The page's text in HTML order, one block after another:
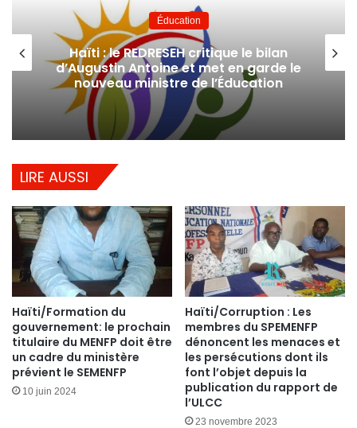
Éducation
Haïti : le REDRESEH critique le bilan
d’Augustin Antoine et met en garde le
nouveau ministre de l’Éducation
LIRE AUSSI
Haïti/Formation du
gouvernement: le prochain
titulaire du MENFP doit être
un cadre du ministère
prévient le SEMENFP
10 juin 2024
Haïti/Corruption : Les
membres du SPEMENFP
dénoncent les menaces et
les persécutions dont ils
font l’objet depuis la
publication du rapport de
l’ULCC
23 novembre 2023